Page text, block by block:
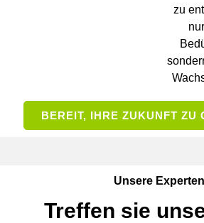
zu
BEREIT, IHRE ZUKUNFT ZU
Unsere Experten
Treffen sie